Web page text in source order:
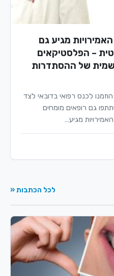
מגיע גם
– הפלסטיקאים
של ההסתדרות
לכנס רפואי בדובאי לצד
גם רופאים מומחים
מגיע…
לכל הכתבות «